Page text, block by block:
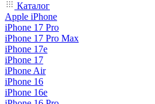
Каталог
Apple iPhone
iPhone 17 Pro
iPhone 17 Pro Max
iPhone 17e
iPhone 17
iPhone Air
iPhone 16
iPhone 16e